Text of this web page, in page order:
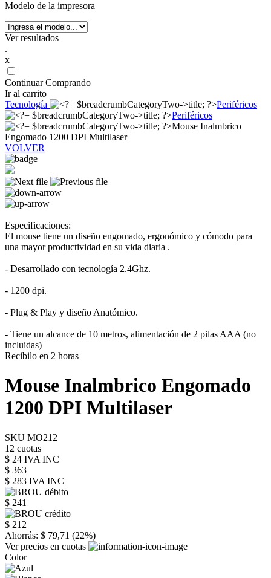
Modelo de la impresora
Ver resultados
.
x
Continuar Comprando
Ir al carrito
Tecnología
Periféricos
Periféricos
Mouse Inalmbrico
Engomado 1200 DPI Multilaser
VOLVER
Especificaciones:
El mouse tiene un diseño engomado, ergonómico y cómodo para
una mayor productividad en su vida diaria .
- Desarrollado con tecnología 2.4Ghz.
- 1200 dpi.
- Plug & Play y diseño Anatómico.
- Tiene un alcance de 10 metros, alimentación de 2 pilas AAA (no
incluidas)
Recibilo en 2 horas
Mouse Inalmbrico Engomado
1200 DPI Multilaser
SKU MO212
12 cuotas
$ 24 IVA INC
$ 363
$ 283 IVA INC
$ 241
$ 212
Ahorrás: $ 79,71 (22%)
Ver precios en cuotas
Color